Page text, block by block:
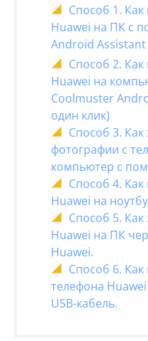
Способ 1.
Huawei на ПК с
Android
Способ 2.
Huawei на
Coolmuster
один клик)
Способ 3. Как
фотографии с
компьютер с
Способ 4.
Huawei на
Способ 5. Как
Huawei на ПК
Huawei.
Способ 6.
телефона
USB-кабель.